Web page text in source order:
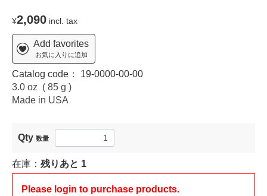
¥2,090 incl. tax
Add favorites
お気に入りに追加
Catalog code： 19-0000-00-00
3.0 oz ( 85 g )
Made in USA
Qty 数量
在庫： 残りあと 1
Please login to purchase products.